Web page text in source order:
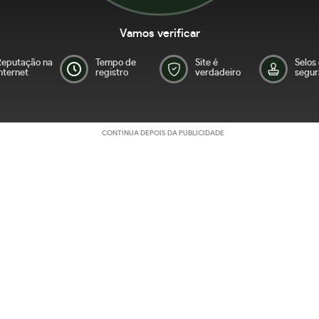
Vamos verificar
na
Tempo de
registro
Site é
verdadeiro
Selos
CONTINUA DEPOIS DA PUBLICIDADE